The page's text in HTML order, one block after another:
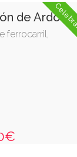
de Ardoz
ferrocarril,